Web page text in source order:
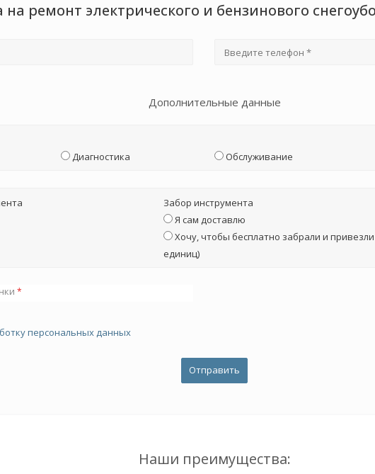
на ремонт электрического и бензинового
Дополнительные данные
Диагностика Обслуживание
Забор инструмента
Я сам доставлю
Хочу, чтобы бесплатно забрали и
единиц)
*
персональных данных
Наши преимущества: